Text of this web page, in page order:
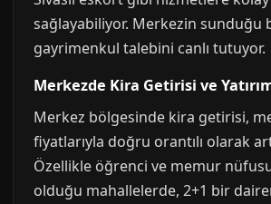
sağlayabiliyor. Merkezin sunduğu
gayrimenkul talebini canlı tutuyor.
Merkezde Kira Getirisi ve
Merkez bölgesinde kira getirisi,
fiyatlarıyla doğru orantılı olarak
Özellikle öğrenci ve memur
olduğu mahallelerde, 2+1 bir